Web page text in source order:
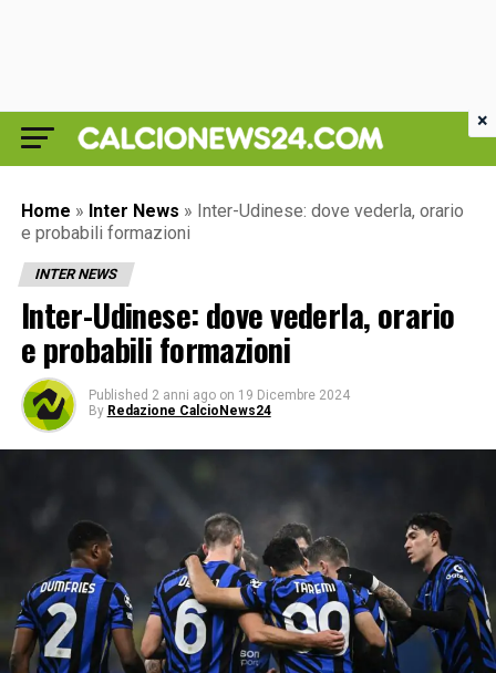
Home » Inter News » Inter-Udinese: dove vederla, orario
e probabili formazioni
INTER NEWS
Inter-Udinese: dove vederla, orario
e probabili formazioni
Published 2 anni ago on 19 Dicembre 2024
By Redazione CalcioNews24
×